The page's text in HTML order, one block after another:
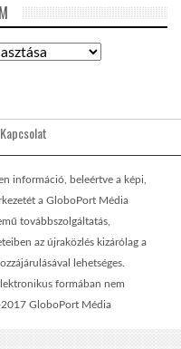
Kapcsolat
információ, beleértve a képi,
a GloboPort Média
továbbszolgáltatás,
az újraközlés kizárólag a
lehetséges.
formában nem
GloboPort Média